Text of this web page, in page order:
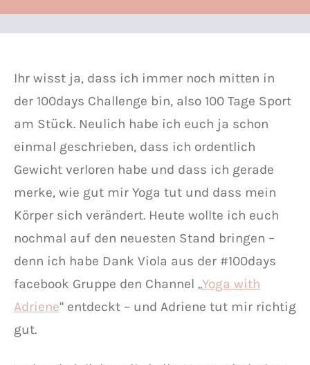
Ihr wisst ja, dass ich immer noch mitten in
der 100days Challenge bin, also 100 Tage Sport
am Stück. Neulich habe ich euch ja schon
einmal geschrieben, dass ich ordentlich
Gewicht verloren habe und dass ich gerade
merke, wie gut mir Yoga tut und dass mein
Körper sich verändert. Heute wollte ich euch
nochmal auf den neuesten Stand bringen –
denn ich habe Dank Viola aus der #100days
facebook Gruppe den Channel „Yoga with
Adriene“ entdeckt – und Adriene tut mir richtig
gut.